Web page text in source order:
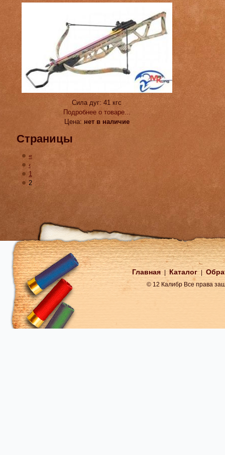
Сила дуг:41 кгс
Подробнее о товаре...
Цена: нет в наличие
Страницы
«
‹
1
2
Главная Каталог
© 12 Калибр Все права